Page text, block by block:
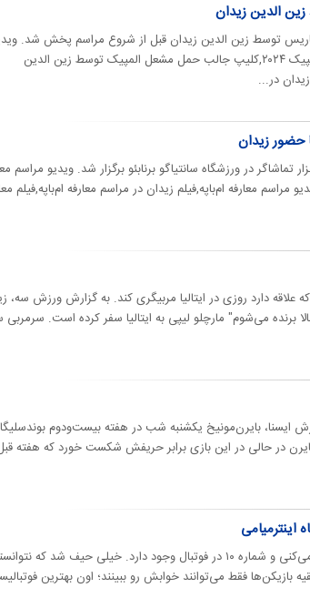
سه | کلیپی جالب از حمل مشعل المپیک ۲۰۲۴ پاریس توسط زین الدین زیدان قبل از شروع مراسم پخش شد.
حضور زیدان در افتتاحیه المپیک ۲۰۲۴ پاریس,ویدیو المپیک ۲۰۲۴,کلیپ جالب حمل مشعل المپیک توسط زین الدین
در...
معارفه ستاره فرانسوی رئال مادرید با حضور ۸۰ هزار تماشاگر در ورزشگاه سانتیاگو برنابئو برگزار شد. ویدیو
مراسم معارفه ام‌باپه,فیلم زیدان در مراسم معارفه ام‌باپه,فیلم
علاقه دارد روزی در ایتالیا مربیگری کند. به گزارش ورزش سه،
برنده می‌شوم" مارچلو لیپی به ایتالیا سفر کرده است. سرمربی
ایسنا، بایرن‌مونیخ یکشنبه‌ شب در هفته بیست‌ودوم
در حالی در این بازی برابر حریفش شکست خورد که هفته
زیدان خطاب به مسی گفت: چه خوب که تو هنوز بازی می‌کنی و شماره ۱۰ در فوتبال وجود دارد. خیلی حیف شد که
فقط می‌توانند خوابش رو ببینند؛ اون بهترین